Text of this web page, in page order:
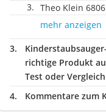
Theo Klein 6806
mehr anzeigen
richtige Produkt
Test oder Vergleich
Kommentare zum